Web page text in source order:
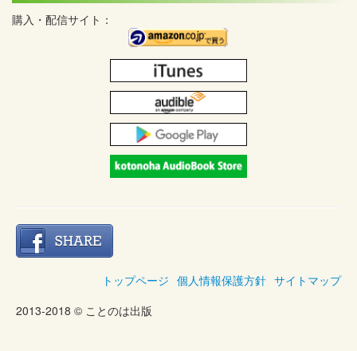
購入・配信サイト：
トップページ 個人情報保護方針 サイトマップ
2013-2018 © ことのは出版